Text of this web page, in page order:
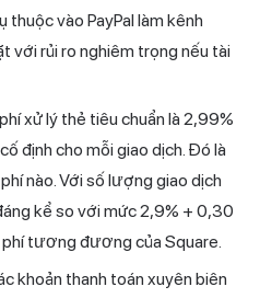
vào PayPal làm kênh
với rủi ro nghiêm trọng nếu tài
xử lý thẻ tiêu chuẩn là 2,99%
định cho mỗi giao dịch. Đó là
nào. Với số lượng giao dịch
kể so với mức 2,9% + 0,30
tương đương của Square.
khoản thanh toán xuyên biên